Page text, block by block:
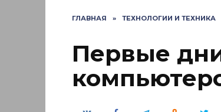
ГЛАВНАЯ » ТЕХНОЛОГИИ И ТЕХНИКА
Первые